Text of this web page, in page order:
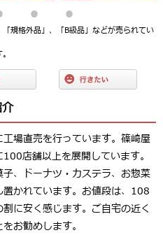
規格外品」、「B級品」などが売られてい
場直売を行っています。篠崎屋
店舗以上を展開しています。
、ドーナツ・カステラ、お惣菜
かれています。お値段は、108
に安く感じます。ご自宅の近く
お勧めします。